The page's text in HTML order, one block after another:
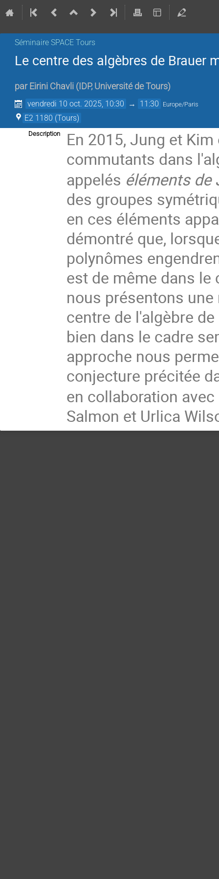
Séminaire SPACE Tours
Le centre des algèbres de Brauer
par Eirini Chavli ( IDP, Université de Tours)
vendredi 10 oct. 2025, 10:30 → 11:30 Europe/Paris
E2 1180 (Tours)
Description
En 2015, Jung et
commutants dans
appelés éléments de
des groupes
en ces éléments
démontré que,
polynômes
est de même dans le
nous présentons
centre de l'algèbre
bien dans le cadre
approche nous
conjecture précitée
en collaboration
Salmon et Urlica